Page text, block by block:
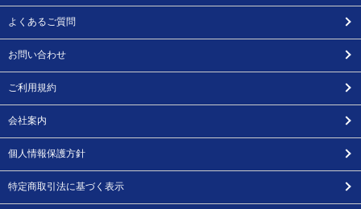
よくあるご質問
お問い合わせ
ご利用規約
会社案内
個人情報保護方針
特定商取引法に基づく表示